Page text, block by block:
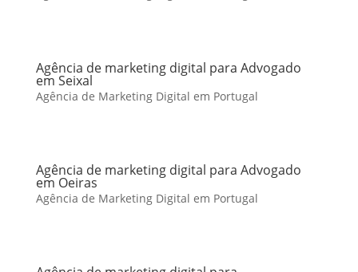
Agência de marketing digital para Advogado
em Seixal
Agência de Marketing Digital em Portugal
Agência de marketing digital para Advogado
em Oeiras
Agência de Marketing Digital em Portugal